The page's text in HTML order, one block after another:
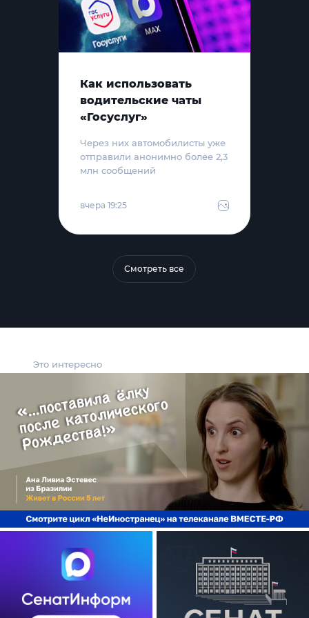
Это интересно
Как использовать
водительские чаты
«Госуслуг»
Через них автомобилисты уже
отправили анонимно более 2,3
млн сообщений
вчера 19:25
Смотреть все